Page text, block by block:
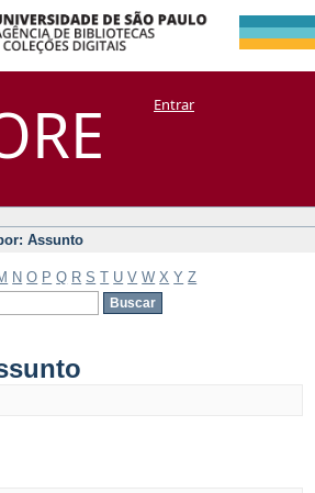
por:
Manakin + CoriscoEntrar
Assunto
N O P Q R S T U V W X Y Z